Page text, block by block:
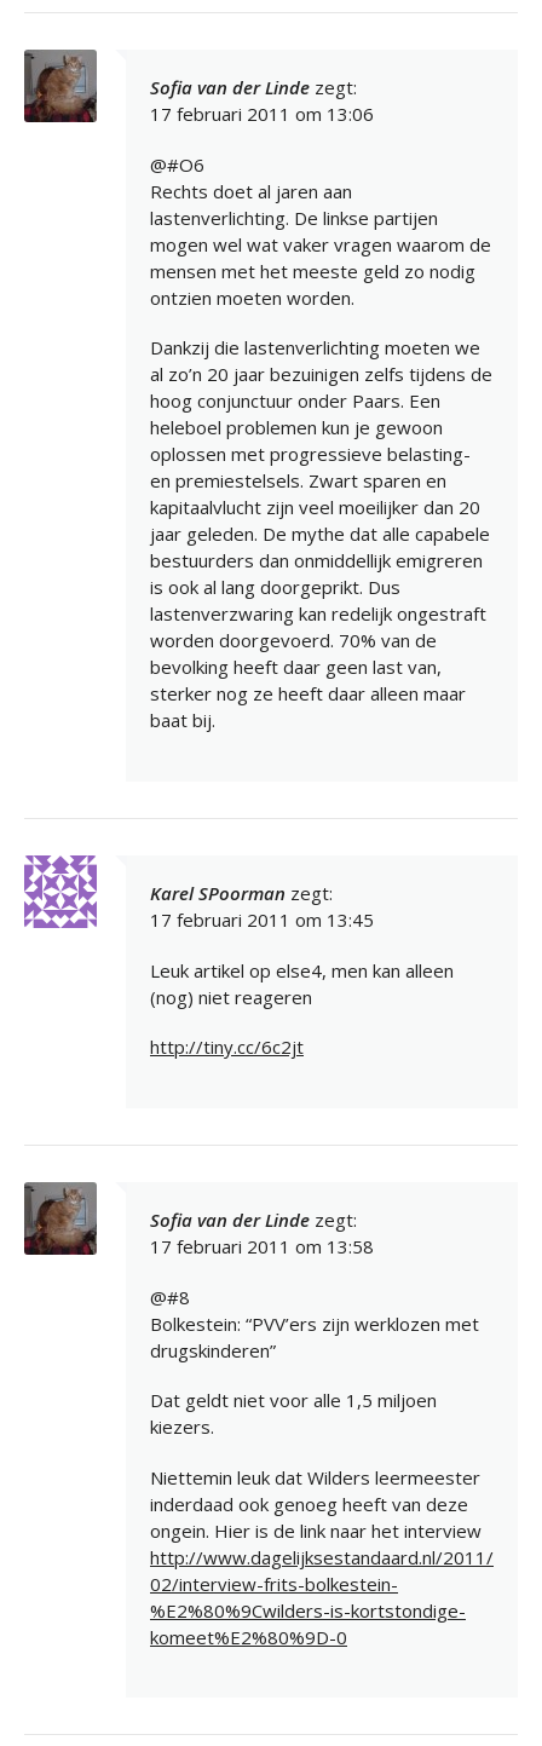
Sofia van der Linde zegt:
17 februari 2011 om 13:06
@#O6
Rechts doet al jaren aan
lastenverlichting. De linkse partijen
mogen wel wat vaker vragen waarom de
mensen met het meeste geld zo nodig
ontzien moeten worden.
Dankzij die lastenverlichting moeten we
al zo’n 20 jaar bezuinigen zelfs tijdens de
hoog conjunctuur onder Paars. Een
heleboel problemen kun je gewoon
oplossen met progressieve belasting-
en premiestelsels. Zwart sparen en
kapitaalvlucht zijn veel moeilijker dan 20
jaar geleden. De mythe dat alle capabele
bestuurders dan onmiddellijk emigreren
is ook al lang doorgeprikt. Dus
lastenverzwaring kan redelijk ongestraft
worden doorgevoerd. 70% van de
bevolking heeft daar geen last van,
sterker nog ze heeft daar alleen maar
baat bij.
Karel SPoorman zegt:
17 februari 2011 om 13:45
Leuk artikel op else4, men kan alleen
(nog) niet reageren
http://tiny.cc/6c2jt
Sofia van der Linde zegt:
17 februari 2011 om 13:58
@#8
Bolkestein: “PVV’ers zijn werklozen met
drugskinderen”
Dat geldt niet voor alle 1,5 miljoen
kiezers.
Niettemin leuk dat Wilders leermeester
inderdaad ook genoeg heeft van deze
ongein. Hier is de link naar het interview
http://www.dagelijksestandaard.nl/2011/
02/interview-frits-bolkestein-
%E2%80%9Cwilders-is-kortstondige-
komeet%E2%80%9D-0